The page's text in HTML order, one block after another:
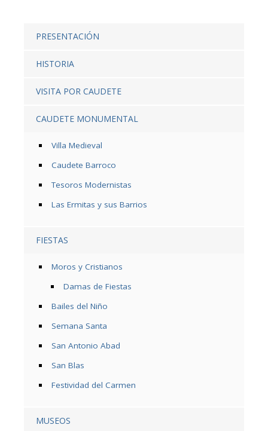
PRESENTACIÓN
HISTORIA
VISITA POR CAUDETE
CAUDETE MONUMENTAL
Villa Medieval
Caudete Barroco
Tesoros Modernistas
Las Ermitas y sus Barrios
FIESTAS
Moros y Cristianos
Damas de Fiestas
Bailes del Niño
Semana Santa
San Antonio Abad
San Blas
Festividad del Carmen
MUSEOS